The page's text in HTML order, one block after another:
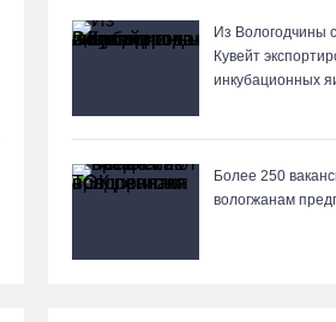
Из Вологодчины
Кувейт
инкубационных
Более 250
вологжанам